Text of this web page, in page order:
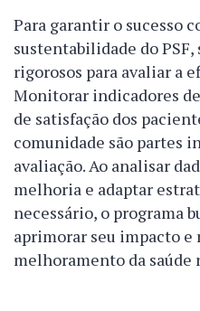
Para garantir o sucesso
sustentabilidade do
rigorosos para avaliar a
Monitorar indicadores
de satisfação dos
comunidade são partes
avaliação. Ao analisar
melhoria e adaptar
necessário, o programa
aprimorar seu impacto e
melhoramento da saúde